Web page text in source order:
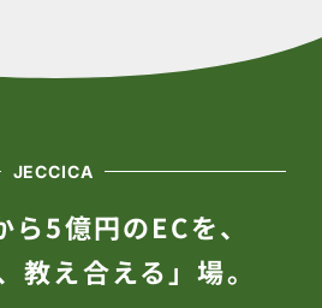
JECCICA
5億円のECを、
教え合える」場。